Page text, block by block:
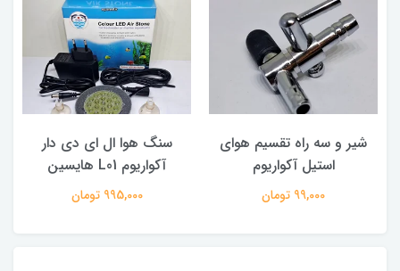
شیر و سه راه تقسیم هوای
استیل آکواریوم
99,000 تومان
سنگ هوا ال ای دی دار
آکواریوم L01 هایسین
995,000 تومان